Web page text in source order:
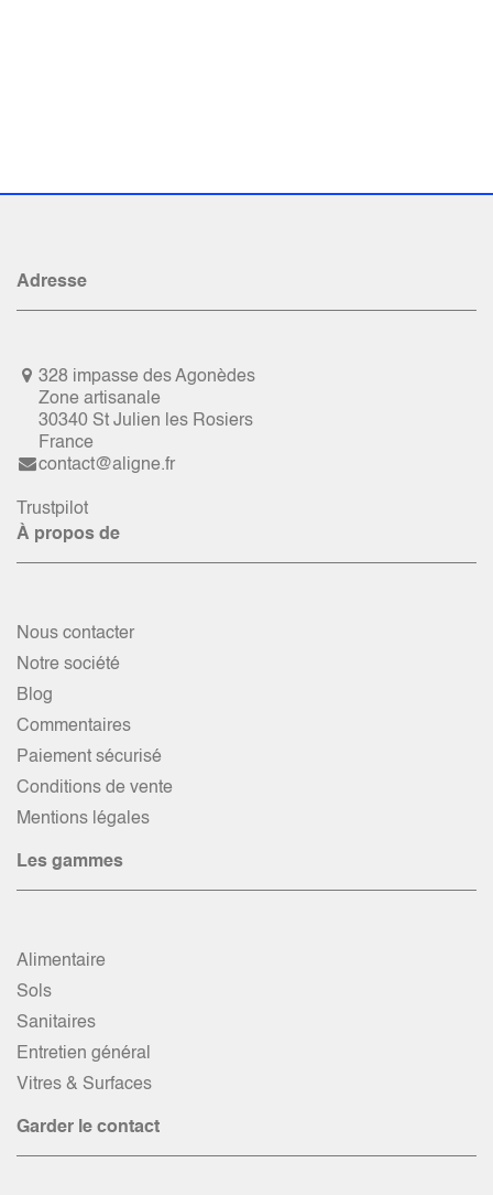
Adresse
328 impasse des Agonèdes
Zone artisanale
30340 St Julien les Rosiers
France
contact@aligne.fr
Trustpilot
À propos de
Nous contacter
Notre société
Blog
Commentaires
Paiement sécurisé
Conditions de vente
Mentions légales
Les gammes
Alimentaire
Sols
Sanitaires
Entretien général
Vitres & Surfaces
Garder le contact